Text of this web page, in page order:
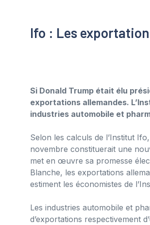
Ifo : Les
Si Donald Trump était élu
exportations allemandes.
industries automobile et
Selon les calculs de l’Institut
novembre constituerait une
met en œuvre sa promesse
Blanche, les exportations
estiment les économistes de
Les industries automobile et
d’exportations respectivement